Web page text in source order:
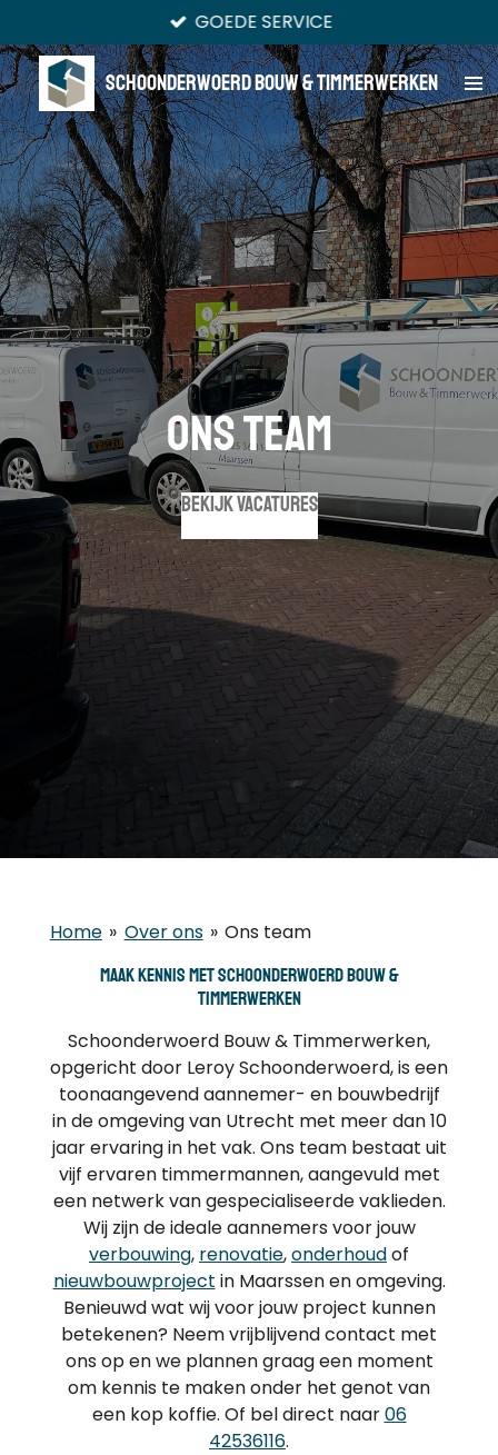
direct
naar
de
hoofdinhoud
Schoonderwoerd Bouw & Timmerwerken
GOEDE SERVICE
ons team
bekijk vacatures
Home » Over ons » Ons team
Maak kennis met Schoonderwoerd Bouw &
Timmerwerken
Schoonderwoerd Bouw & Timmerwerken,
opgericht door Leroy Schoonderwoerd, is een
toonaangevend aannemer- en bouwbedrijf
in de omgeving van Utrecht met meer dan 10
jaar ervaring in het vak. Ons team bestaat uit
vijf ervaren timmermannen, aangevuld met
een netwerk van gespecialiseerde vaklieden.
Wij zijn de ideale aannemers voor jouw
verbouwing, renovatie,onderhoudof
nieuwbouwproject in Maarssen en omgeving.
Benieuwd wat wij voor jouw project kunnen
betekenen? Neem vrijblijvend contact met
ons op en we plannen graag een moment
om kennis te maken onder het genot van
een kop koffie. Of bel direct naar06
42536116.